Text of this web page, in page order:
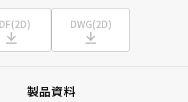
DWG(2D)
製品資料